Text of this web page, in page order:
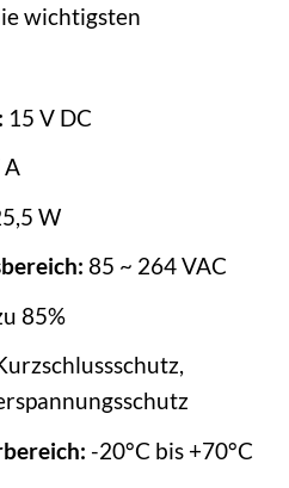
wichtigsten
15 V DC
A
W
85 ~ 264 VAC
85%
-20°C bis +70°C